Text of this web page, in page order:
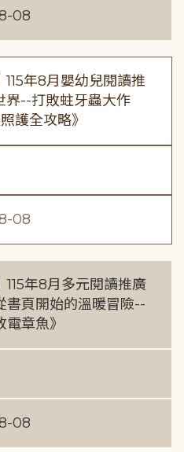
08
115年8月嬰幼兒閱讀推
界--打敗蛀牙蟲大作
護全攻略》
08
115年8月多元閱讀推廣
書頁開始的溫暖冒險--
章魚》
08